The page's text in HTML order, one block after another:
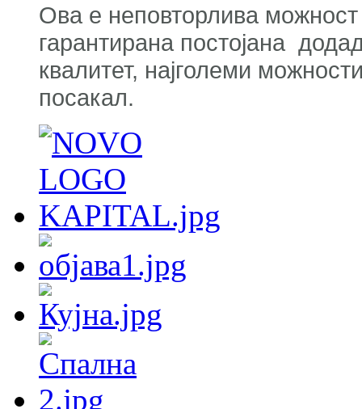
Ова е неповторлива
гарантирана постојана
квалитет, најголеми
посакал.